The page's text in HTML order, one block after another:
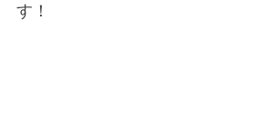
す！